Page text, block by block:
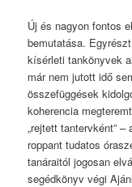
Új és nagyon fontos
bemutatása.
kísérleti tankönyvek
már nem jutott idő
összefüggések
koherencia
„rejtett tantervként”
roppant tudatos
tanáraitól jogosan
segédkönyv végi